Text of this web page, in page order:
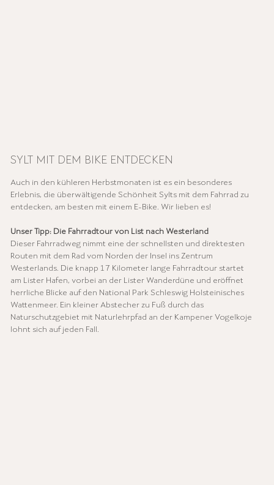
SYLT MIT DEM BIKE ENTDECKEN
Auch in den kühleren Herbstmonaten ist es ein besonderes
Erlebnis, die überwältigende Schönheit Sylts mit dem Fahrrad zu
entdecken, am besten mit einem E-Bike. Wir lieben es!
Unser Tipp: Die Fahrradtour von List nach Westerland
Dieser Fahrradweg nimmt eine der schnellsten und direktesten
Routen mit dem Rad vom Norden der Insel ins Zentrum
Westerlands. Die knapp 17 Kilometer lange Fahrradtour startet
am Lister Hafen, vorbei an der Lister Wanderdüne und eröffnet
herrliche Blicke auf den National Park Schleswig Holsteinisches
Wattenmeer. Ein kleiner Abstecher zu Fuß durch das
Naturschutzgebiet mit Naturlehrpfad an der Kampener Vogelkoje
lohnt sich auf jeden Fall.